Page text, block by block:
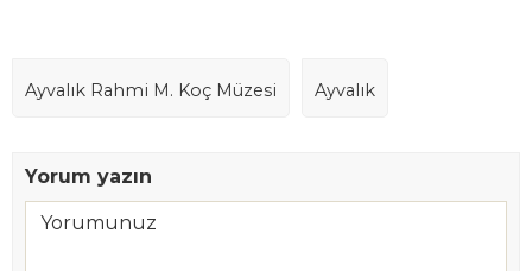
Ayvalık Rahmi M. Koç Müzesi Ayvalık
Yorum yazın